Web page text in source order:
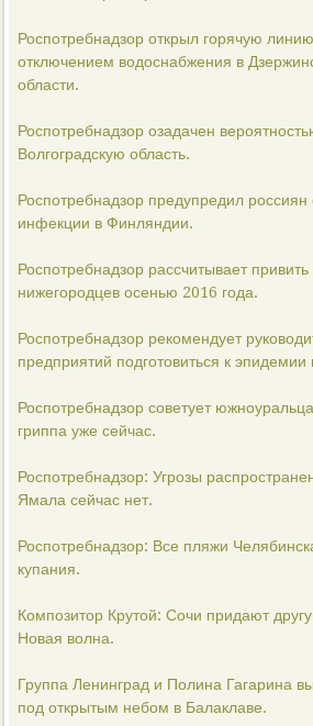
Роспотребнадзор открыл горячую
отключением водоснабжения в
области.
Роспотребнадзор озадачен
Волгоградскую область.
Роспотребнадзор предупредил
инфекции в Финляндии.
Роспотребнадзор рассчитывает
нижегородцев осенью 2016 года.
Роспотребнадзор рекомендует
предприятий подготовиться к
Роспотребнадзор советует
гриппа уже сейчас.
Роспотребнадзор: Угрозы
Ямала сейчас нет.
Роспотребнадзор: Все пляжи
купания.
Композитор Крутой: Сочи придают
Новая волна.
Группа Ленинград и Полина Гагарина
под открытым небом в Балаклаве.